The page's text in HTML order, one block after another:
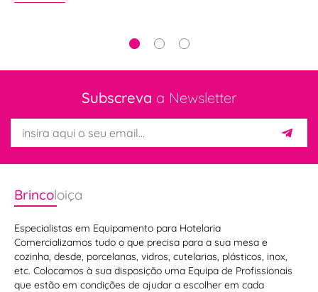
Subscreva a Newsletter
Brincoloiça
Especialistas em Equipamento para Hotelaria
Comercializamos tudo o que precisa para a sua mesa e
cozinha, desde, porcelanas, vidros, cutelarias, plásticos, inox,
etc. Colocamos à sua disposição uma Equipa de Profissionais
que estão em condições de ajudar a escolher em cada